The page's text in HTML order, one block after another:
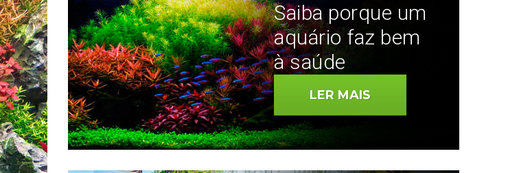
Saiba porque um
aquário faz bem
à saúde
LER MAIS